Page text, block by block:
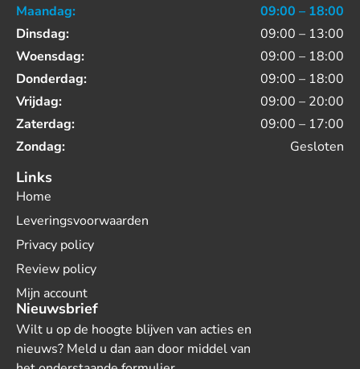
Maandag:
09:00 – 18:00
Dinsdag:
09:00 – 13:00
Woensdag:
09:00 – 18:00
Donderdag:
09:00 – 18:00
Vrijdag:
09:00 – 20:00
Zaterdag:
09:00 – 17:00
Zondag:
Gesloten
Links
Home
Leveringsvoorwaarden
Privacy policy
Review policy
Mijn account
Nieuwsbrief
Wilt u op de hoogte blijven van acties en
nieuws? Meld u dan aan door middel van